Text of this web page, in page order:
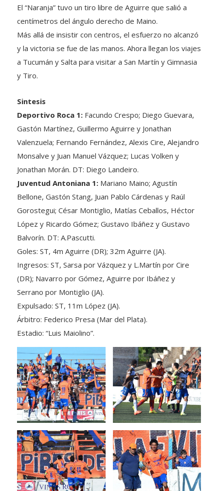
centímetros del ángulo derecho de Maino.
Más allá de insistir con centros, el esfuerzo no alcanzó
y la victoria se fue de las manos. Ahora llegan los viajes
a Tucumán y Salta para visitar a San Martín y Gimnasia
y Tiro.
Deportivo Roca 1:
Gastón Martínez, Guillermo Aguirre y Jonathan
Valenzuela; Fernando Fernández, Alexis Cire, Alejandro
Monsalve y Juan Manuel Vázquez; Lucas Volken y
Jonathan Morán. DT: Diego Landeiro.
Juventud Antoniana 1:Mariano Maino; Agustín
Bellone, Gastón Stang, Juan Pablo Cárdenas y Raúl
Gorostegui; César Montiglio, Matías Ceballos, Héctor
López y Ricardo Gómez; Gustavo Ibáñez y Gustavo
Balvorín. DT: A.Pascutti.
Goles: ST, 4m Aguirre (DR); 32m Aguirre (JA).
Ingresos: ST, Sarsa por Vázquez y L.Martín por Cire
(DR); Navarro por Gómez, Aguirre por Ibáñez y
Serrano por Montiglio (JA).
Expulsado: ST, 11m López (JA).
Árbitro: Federico Presa (Mar del Plata).
Estadio: “Luis Maiolino”.